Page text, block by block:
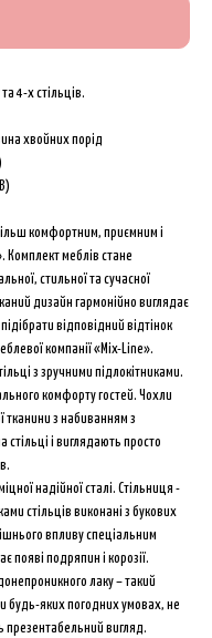
4-х стільців.
хвойних порід
комфортним, приємним і
меблів стане
стильної та сучасної
дизайн гармонійно виглядає
відповідний відтінок
компанії «Mix-Line».
з зручними підлокітниками.
комфорту гостей. Чохли
тканини з набиванням з
стільці і виглядають просто
надійної сталі. Стільниця -
стільців виконані з букових
впливу спеціальним
появі подряпин і корозії.
лаку – такий
будь-яких погодних умовах, не
презентабельний вигляд.